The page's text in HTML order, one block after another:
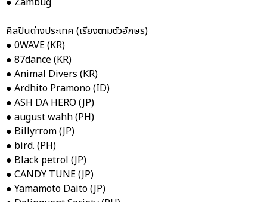
ศิลปินต่างประเทศ (เรียงตามตัวอักษร)
● 0WAVE (KR)
● 87dance (KR)
● Animal Divers (KR)
● Ardhito Pramono (ID)
● ASH DA HERO (JP)
● august wahh (PH)
● Billyrrom (JP)
● bird. (PH)
● Black petrol (JP)
● CANDY TUNE (JP)
● Yamamoto Daito (JP)